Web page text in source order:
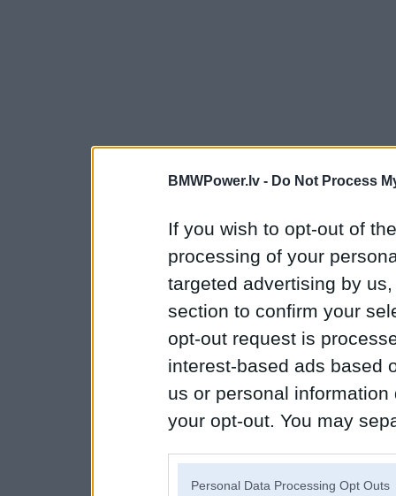
BMWPower.lv - Do Not Process
If you wish to opt-out of
processing of your
targeted advertising by
section to confirm your
opt-out request is
interest-based ads based
us or personal
your opt-out. You may
Personal Data Processing Opt Outs